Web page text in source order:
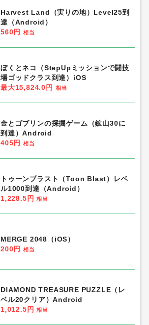
Harvest Land（実りの地）Level25到
達（Android）
560円
相当
ぼくとネコ（StepUpミッションで闘技
場ゴッドクラス到達）iOS
最大15,824.0円
相当
金とゴブリンの採掘ゲーム（鉱山30に
到達）Android
405円
相当
トゥーンブラスト（Toon Blast）レベ
ル1000到達（Android）
1,228.5円
相当
MERGE 2048（iOS）
200円
相当
DIAMOND TREASURE PUZZLE（レ
ベル20クリア）Android
1,012.5円
相当